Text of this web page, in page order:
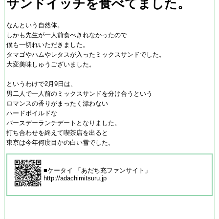
サンドイッチを食べてました。
なんという自然体。
しかも先生が一人前食べきれなかったので
僕も一切れいただきました。
タマゴやハムやレタスが入ったミックスサンドでした。
大変美味しゅうございました。
というわけで2月9日は、
男二人で一人前のミックスサンドを分け合うという
ロマンスの香りがまったく漂わない
ハードボイルドな
バースデーランチデートとなりました。
打ち合わせを終えて喫茶店を出ると
東京は今年何度目かの白い雪でした。
■ケータイ 「あだち充ファンサイト」
http://adachimitsuru.jp